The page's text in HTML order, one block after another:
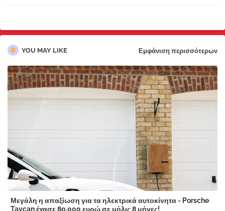
YOU MAY LIKE Εμφάνιση περισσότερων
Μεγάλη η απαξίωση για τα ηλεκτρικά αυτοκίνητα - Porsche
Taycan έχασε 80.000 ευρώ σε μόλις 8 μήνες!